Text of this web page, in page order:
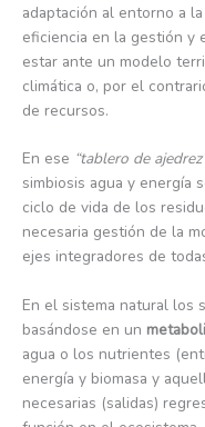
adaptación al entorno a
eficiencia en la gestión y
estar ante un modelo
climática o, por el
de recursos.
En ese “tablero de
simbiosis agua y energía
ciclo de vida de los
necesaria gestión de la
ejes integradores de
En el sistema natural los
basándose en un
agua o los nutrientes
energía y biomasa y
necesarias (salidas)